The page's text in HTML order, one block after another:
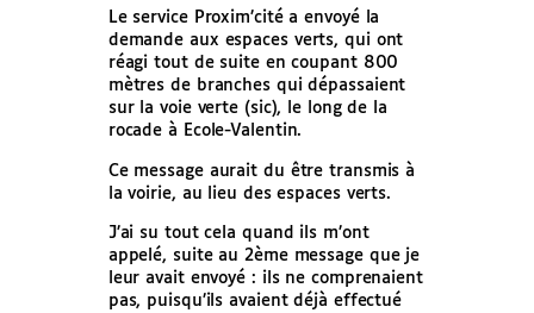
Le service Proxim’cité a envoyé la
demande aux espaces verts, qui ont
réagi tout de suite en coupant 800
mètres de branches qui dépassaient
sur la voie verte (sic), le long de la
rocade à Ecole-Valentin.
Ce message aurait du être transmis à
la voirie, au lieu des espaces verts.
J’ai su tout cela quand ils m’ont
appelé, suite au 2ème message que je
leur avait envoyé : ils ne comprenaient
pas, puisqu’ils avaient déjà effectué